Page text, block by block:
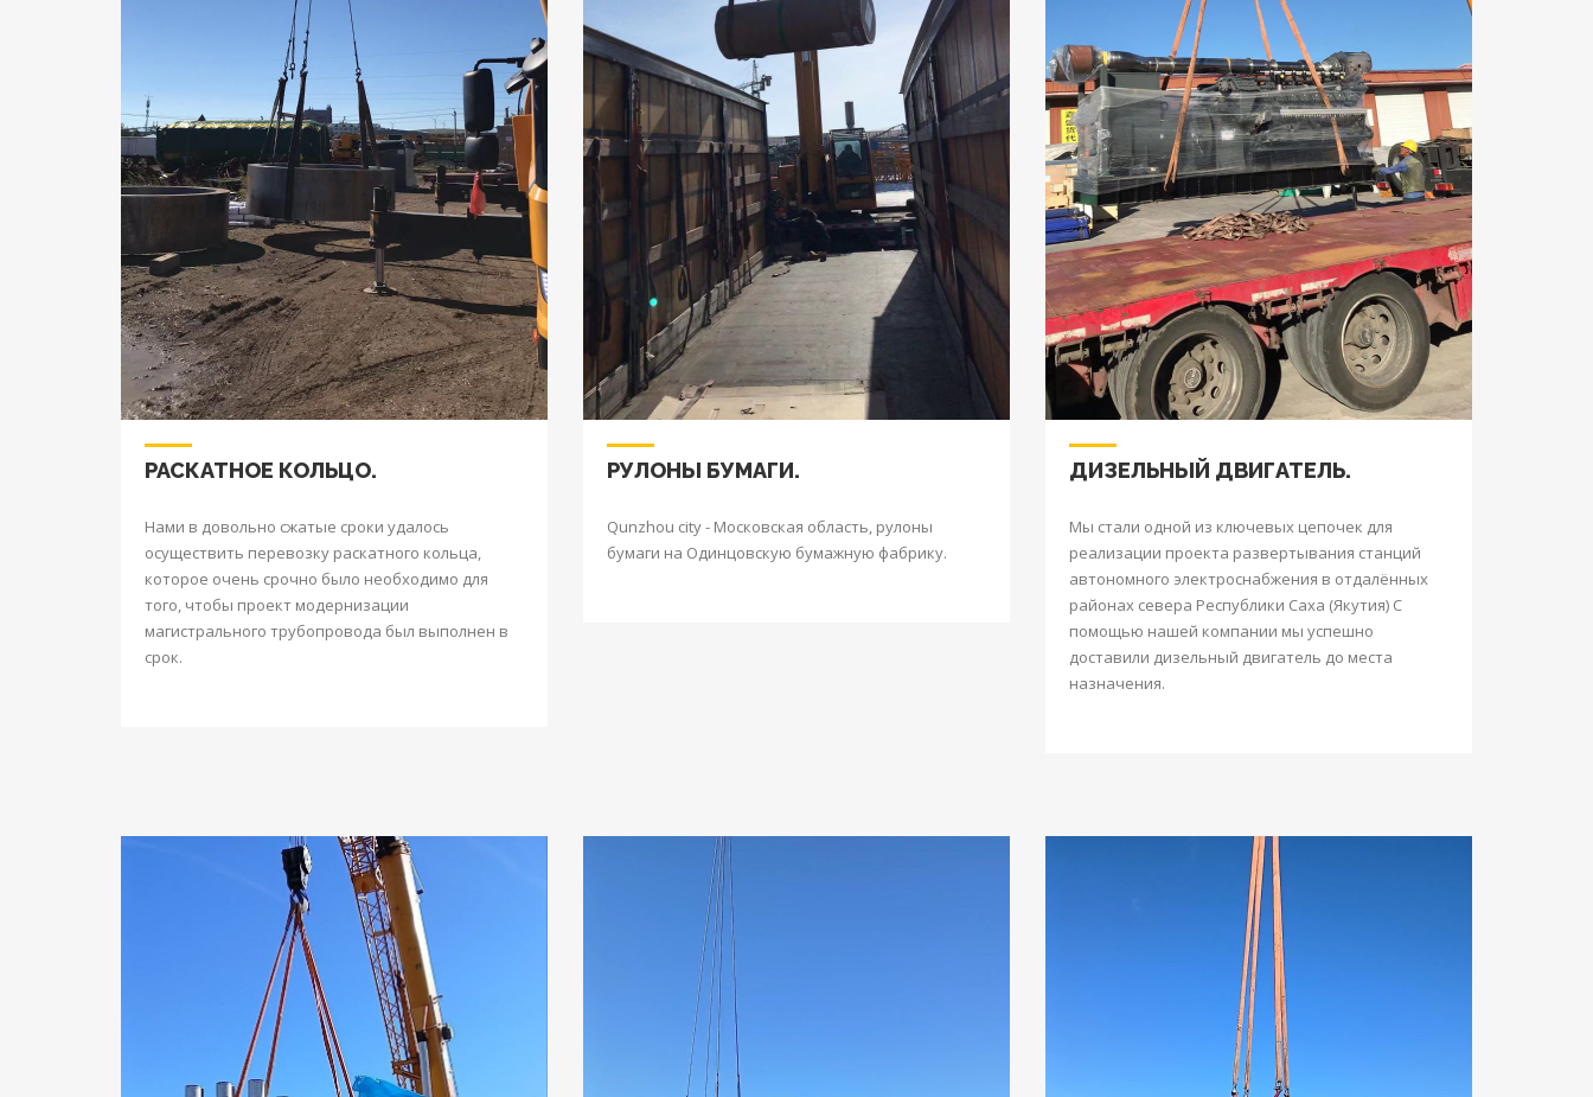
РАСКАТНОЕ КОЛЬЦО.
Нами в довольно сжатые сроки удалось
осуществить перевозку раскатного кольца,
которое очень срочно было необходимо для
того, чтобы проект модернизации
магистрального трубопровода был выполнен в
срок.
РУЛОНЫ БУМАГИ.
Qunzhou city - Московская область, рулоны
бумаги на Одинцовскую бумажную фабрику.
ДИЗЕЛЬНЫЙ ДВИГАТЕЛЬ.
Мы стали одной из ключевых цепочек для
реализации проекта развертывания станций
автономного электроснабжения в отдалённых
районах севера Республики Саха (Якутия) С
помощью нашей компании мы успешно
доставили дизельный двигатель до места
назначения.